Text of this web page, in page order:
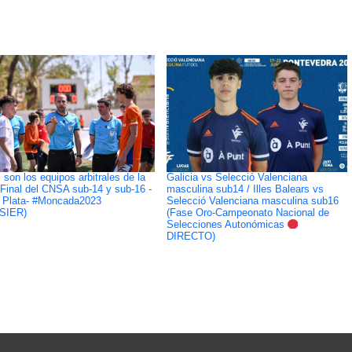
son los equipos arbitrales de la
del CNSA sub-14 y sub-16 -
#Moncada2023
Galicia vs Selecció Valenciana
masculina sub14 / Illes Balears vs
Selecció Valenciana masculina sub16
(Fase Oro-Campeonato Nacional de
Selecciones Autonómicas
DIRECTO)